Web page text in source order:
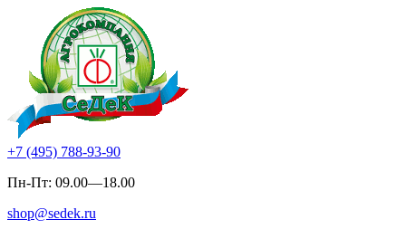
+7 (495) 788-93-90
Пн-Пт: 09.00—18.00
shop@sedek.ru